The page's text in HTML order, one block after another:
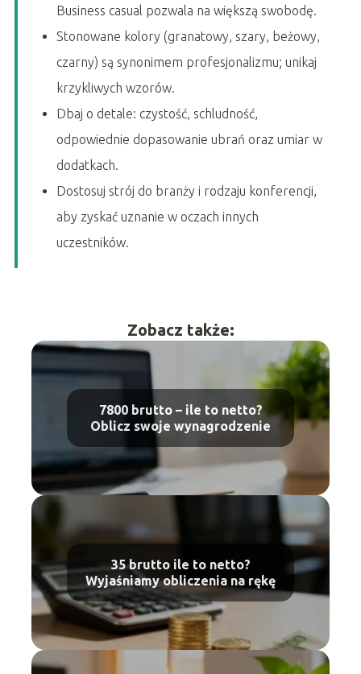
Business casual pozwala na większą swobodę.
Stonowane kolory (granatowy, szary, beżowy,
czarny) są synonimem profesjonalizmu; unikaj
krzykliwych wzorów.
Dbaj o detale: czystość, schludność,
odpowiednie dopasowanie ubrań oraz umiar w
dodatkach.
Dostosuj strój do branży i rodzaju konferencji,
aby zyskać uznanie w oczach innych
uczestników.
Zobacz także:
7800 brutto – ile to netto?
Oblicz swoje wynagrodzenie
35 brutto ile to netto?
Wyjaśniamy obliczenia na rękę